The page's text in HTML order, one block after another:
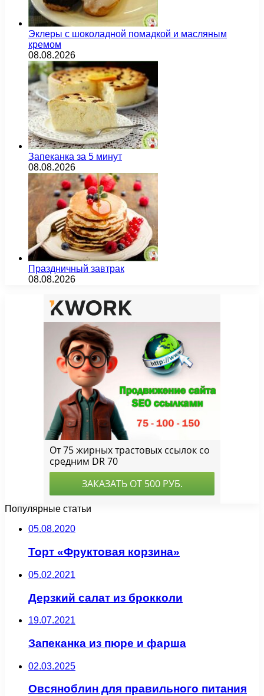
Эклеры с шоколадной помадкой и масляным
кремом
08.08.2026
Запеканка за 5 минут
08.08.2026
Праздничный завтрак
08.08.2026
Популярные статьи
05.08.2020
Торт «Фруктовая корзина»
05.02.2021
Дерзкий салат из брокколи
19.07.2021
Запеканка из пюре и фарша
02.03.2025
Овсяноблин для правильного питания